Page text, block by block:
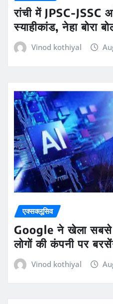
रांची में JPSC-JSSC
स्याहीकांड, नेहा बोरा
Vinod kothiyal
एक्सक्लूसिव
Google ने खेला सबसे
लोगों की कंपनी पर
Vinod kothiyal